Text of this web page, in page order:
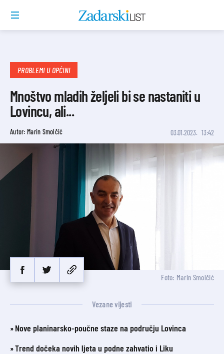
PROBLEMI U OPĆINI
Mnoštvo mladih željeli bi se nastaniti u
Lovincu, ali...
Autor: Marin Smolčić 03.01.2023. 13:42
Foto: Marin Smolčić
Vezane vijesti
Nove planinarsko-poučne staze na području Lovinca
Trend dočeka novih ljeta u podne zahvatio i Liku